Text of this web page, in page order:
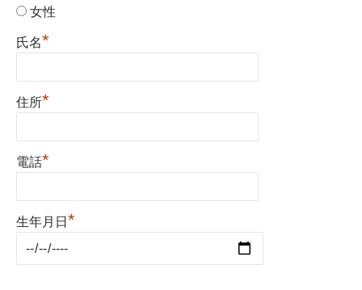
女性
氏名*
住所*
電話*
生年月日 *